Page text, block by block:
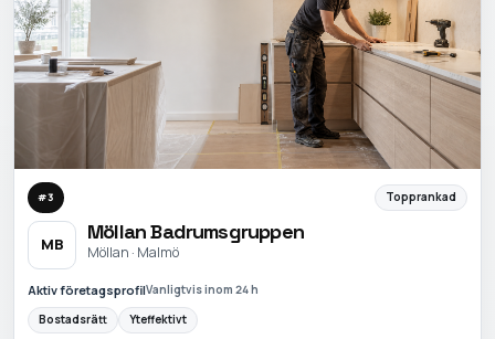
#3 Topprankad
MB
Möllan Badrumsgruppen
Möllan · Malmö
Aktiv företagsprofilVanligtvis inom 24 h
Bostadsrätt
Yteffektivt